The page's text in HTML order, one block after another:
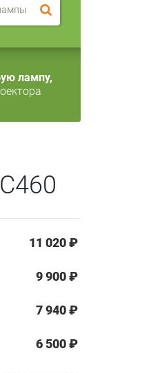
лампу,
11 020 ₽
9 900 ₽
7 940 ₽
6 500 ₽